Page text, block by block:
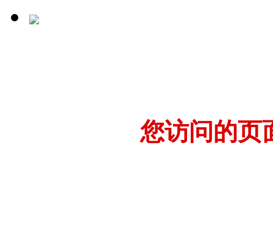
您访问的页